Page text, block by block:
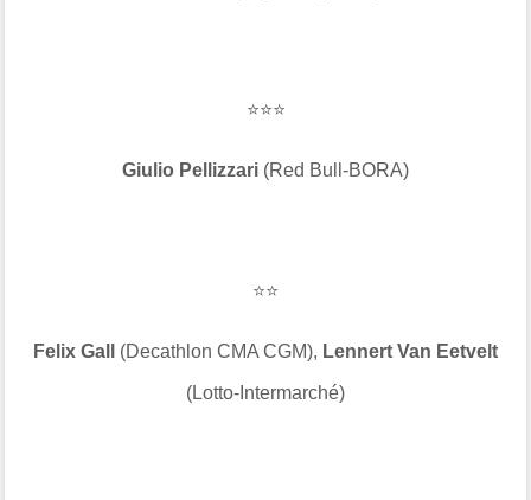
⭐⭐⭐
Giulio Pellizzari (Red Bull-BORA)
⭐⭐
Felix Gall (Decathlon CMA CGM), Lennert Van Eetvelt
(Lotto-Intermarché)